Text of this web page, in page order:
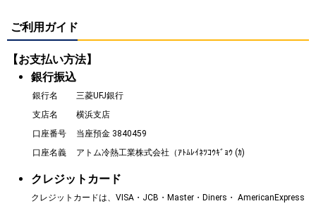
ご利用ガイド
【お支払い方法】
銀行振込
銀行名
三菱UFJ銀行
支店名
横浜支店
口座番号
当座預金 3840459
口座名義
アトム冷熱工業株式会社（ｱﾄﾑﾚｲﾈﾂｺｳｷﾞｮｳ (ｶ)
クレジットカード
クレジットカードは、VISA・JCB・Master・Diners・ AmericanExpress